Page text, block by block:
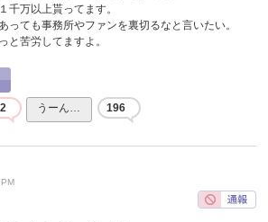
千万以上貰ってます。
っても事務所やファンを裏切るなと言いたい。
と苦労してますよ。
うーん… 196